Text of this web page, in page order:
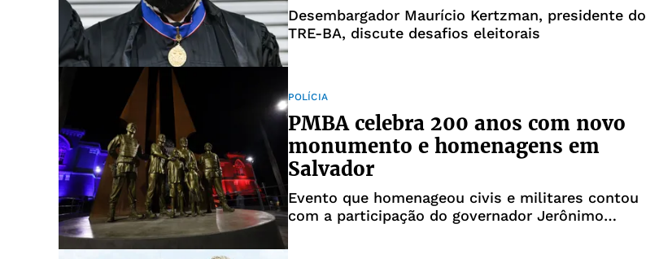
Desembargador Maurício Kertzman, presidente do
TRE-BA, discute desafios eleitorais
POLÍCIA
PMBA celebra 200 anos com novo
monumento e homenagens em
Salvador
Evento que homenageou civis e militares contou
com a participação do governador Jerônimo